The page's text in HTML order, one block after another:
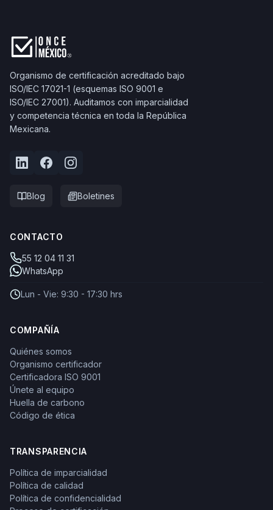
Organismo de certificación acreditado bajo
ISO/IEC 17021-1 (esquemas ISO 9001 e
ISO/IEC 27001). Auditamos con imparcialidad
y competencia técnica en toda la República
Mexicana.
Blog Boletines
CONTACTO
55 12 04 11 31
WhatsApp
Lun - Vie: 9:30 - 17:30 hrs
COMPAÑÍA
Quiénes somos
Organismo certificador
Certificadora ISO 9001
Únete al equipo
Huella de carbono
Código de ética
TRANSPARENCIA
Política de imparcialidad
Política de calidad
Política de confidencialidad